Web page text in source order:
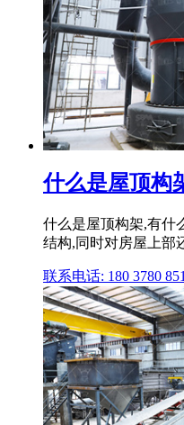
什么是屋顶构
什么是屋顶构架,有什
结构,同时对房屋上部
联系电话: 180 3780